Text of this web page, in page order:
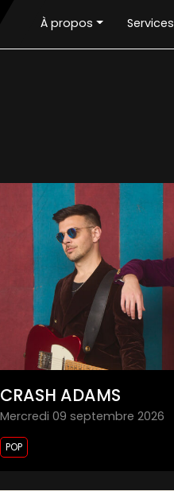
À propos Services
CRASH ADAMS
mercredi 09 septembre 2026
POP